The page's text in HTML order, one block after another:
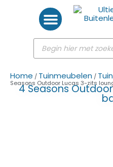
Home / Tuinmeubelen /
Seasons Outdoor Lucas 3-zits
4 Seasons